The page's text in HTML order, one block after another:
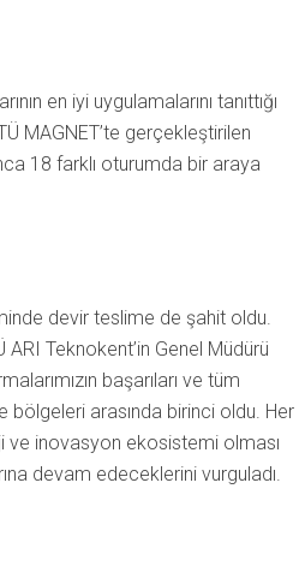
en iyi uygulamalarını tanıttığı
MAGNET’te gerçekleştirilen
18 farklı oturumda bir araya
devir teslime de şahit oldu.
ARI Teknokent’in Genel Müdürü
başarıları ve tüm
bölgeleri arasında birinci oldu. Her
ve inovasyon ekosistemi olması
devam edeceklerini vurguladı.